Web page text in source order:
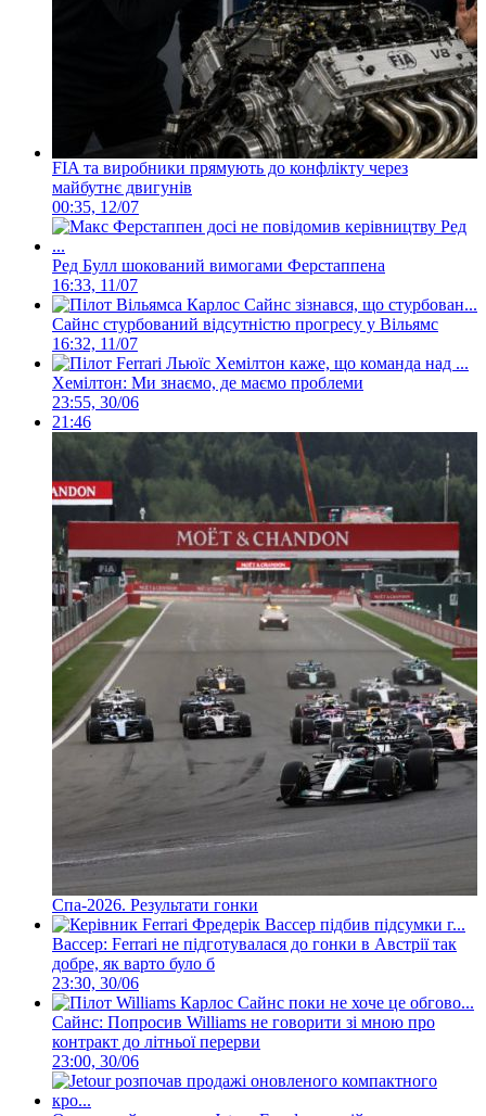
FIA та виробники прямують до конфлікту через
майбутнє двигунів
00:35, 12/07
Ред Булл шокований вимогами Ферстаппена
16:33, 11/07
Сайнс стурбований відсутністю прогресу у Вільямс
16:32, 11/07
Хемілтон: Ми знаємо, де маємо проблеми
23:55, 30/06
21:46
Спа-2026. Результати гонки
Вассер: Ferrari не підготувалася до гонки в Австрії так
добре, як варто було б
23:30, 30/06
Сайнс: Попросив Williams не говорити зі мною про
контракт до літньої перерви
23:00, 30/06